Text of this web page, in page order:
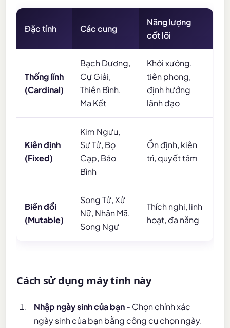
Đặc tính Các cung
Năng lượng
cốt lõi
Thống lĩnh
(Cardinal)
Bạch Dương,
Cự Giải,
Thiên Bình,
Ma Kết
Khởi xướng,
tiên phong,
định hướng
lãnh đạo
Kiên định
(Fixed)
Kim Ngưu,
Sư Tử, Bọ
Cạp, Bảo
Bình
Ổn định, kiên
trì, quyết tâm
Biến đổi
(Mutable)
Song Tử, Xử
Nữ, Nhân Mã,
Song Ngư
Thích nghi, linh
hoạt, đa năng
Cách sử dụng máy tính này
Nhập ngày sinh của bạn- Chọn chính xác
ngày sinh của bạn bằng công cụ chọn ngày.